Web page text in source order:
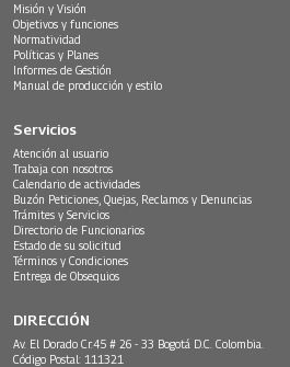
Misión y Visión
Objetivos y funciones
Normatividad
Políticas y Planes
Informes de Gestión
Manual de producción y estilo
Servicios
Atención al usuario
Trabaja con nosotros
Calendario de actividades
Buzón Peticiones, Quejas, Reclamos y Denuncias
Trámites y Servicios
Directorio de Funcionarios
Estado de su solicitud
Términos y Condiciones
Entrega de Obsequios
DIRECCIÓN
Av. El Dorado Cr.45 # 26 - 33 Bogotá D.C. Colombia.
Código Postal: 111321